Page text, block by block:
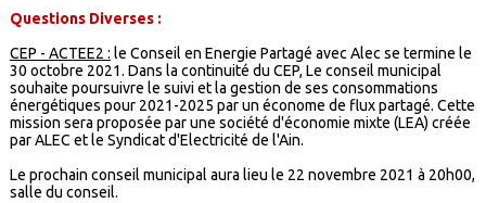
Questions Diverses :
CEP - ACTEE2 : le Conseil en Energie Partagé avec Alec se termine le
30 octobre 2021. Dans la continuité du CEP, Le conseil municipal
souhaite poursuivre le suivi et la gestion de ses consommations
énergétiques pour 2021-2025 par un économe de flux partagé. Cette
mission sera proposée par une société d'économie mixte (LEA) créée
par ALEC et le Syndicat d'Electricité de l'Ain.
Le prochain conseil municipal aura lieu le 22 novembre 2021 à 20h00,
salle du conseil.